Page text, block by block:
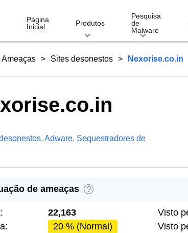
Página
Inicial
Produtos
Pesquisa
de
Malware
Ameaças Sites desonestos Nexorise.co.in
, Adware, Sequestradores de
de ameaças ?
22,163
20 % (Normal)
Visto
Visto